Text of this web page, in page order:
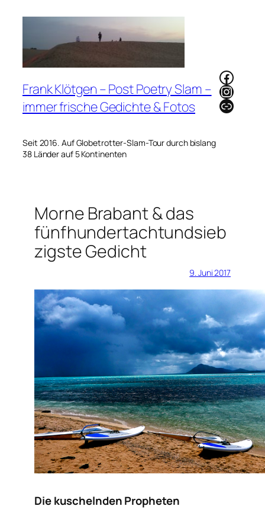
Frank Klötgen – Post Poetry Slam –
immer frische Gedichte & Fotos
Seit 2016. Auf Globetrotter-Slam-Tour durch bislang
38 Länder auf 5 Kontinenten
Link
Morne Brabant & das
fünfhundertachtundsieb
zigste Gedicht
9. Juni 2017
Die kuschelnden Propheten